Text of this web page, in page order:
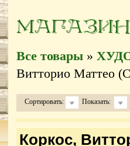
МАГАЗИН
Все товары »
Витторио Маттео
Сортировать: Показать:
Коркос,